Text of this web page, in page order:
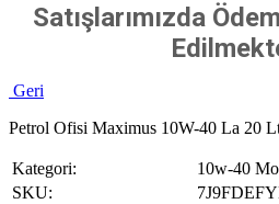
Satışlarımızda
Geri
Petrol Ofisi Maximus 10W-40 La 20
Kategori:
10w-40
SKU: